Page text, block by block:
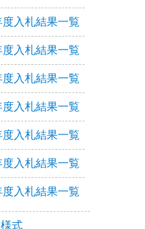
入札結果一覧
入札結果一覧
入札結果一覧
入札結果一覧
入札結果一覧
入札結果一覧
入札結果一覧
式